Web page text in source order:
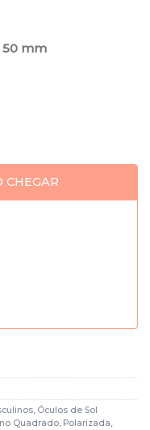
50 mm
CHEGAR
, Óculos de Sol
Quadrado, Polarizada,